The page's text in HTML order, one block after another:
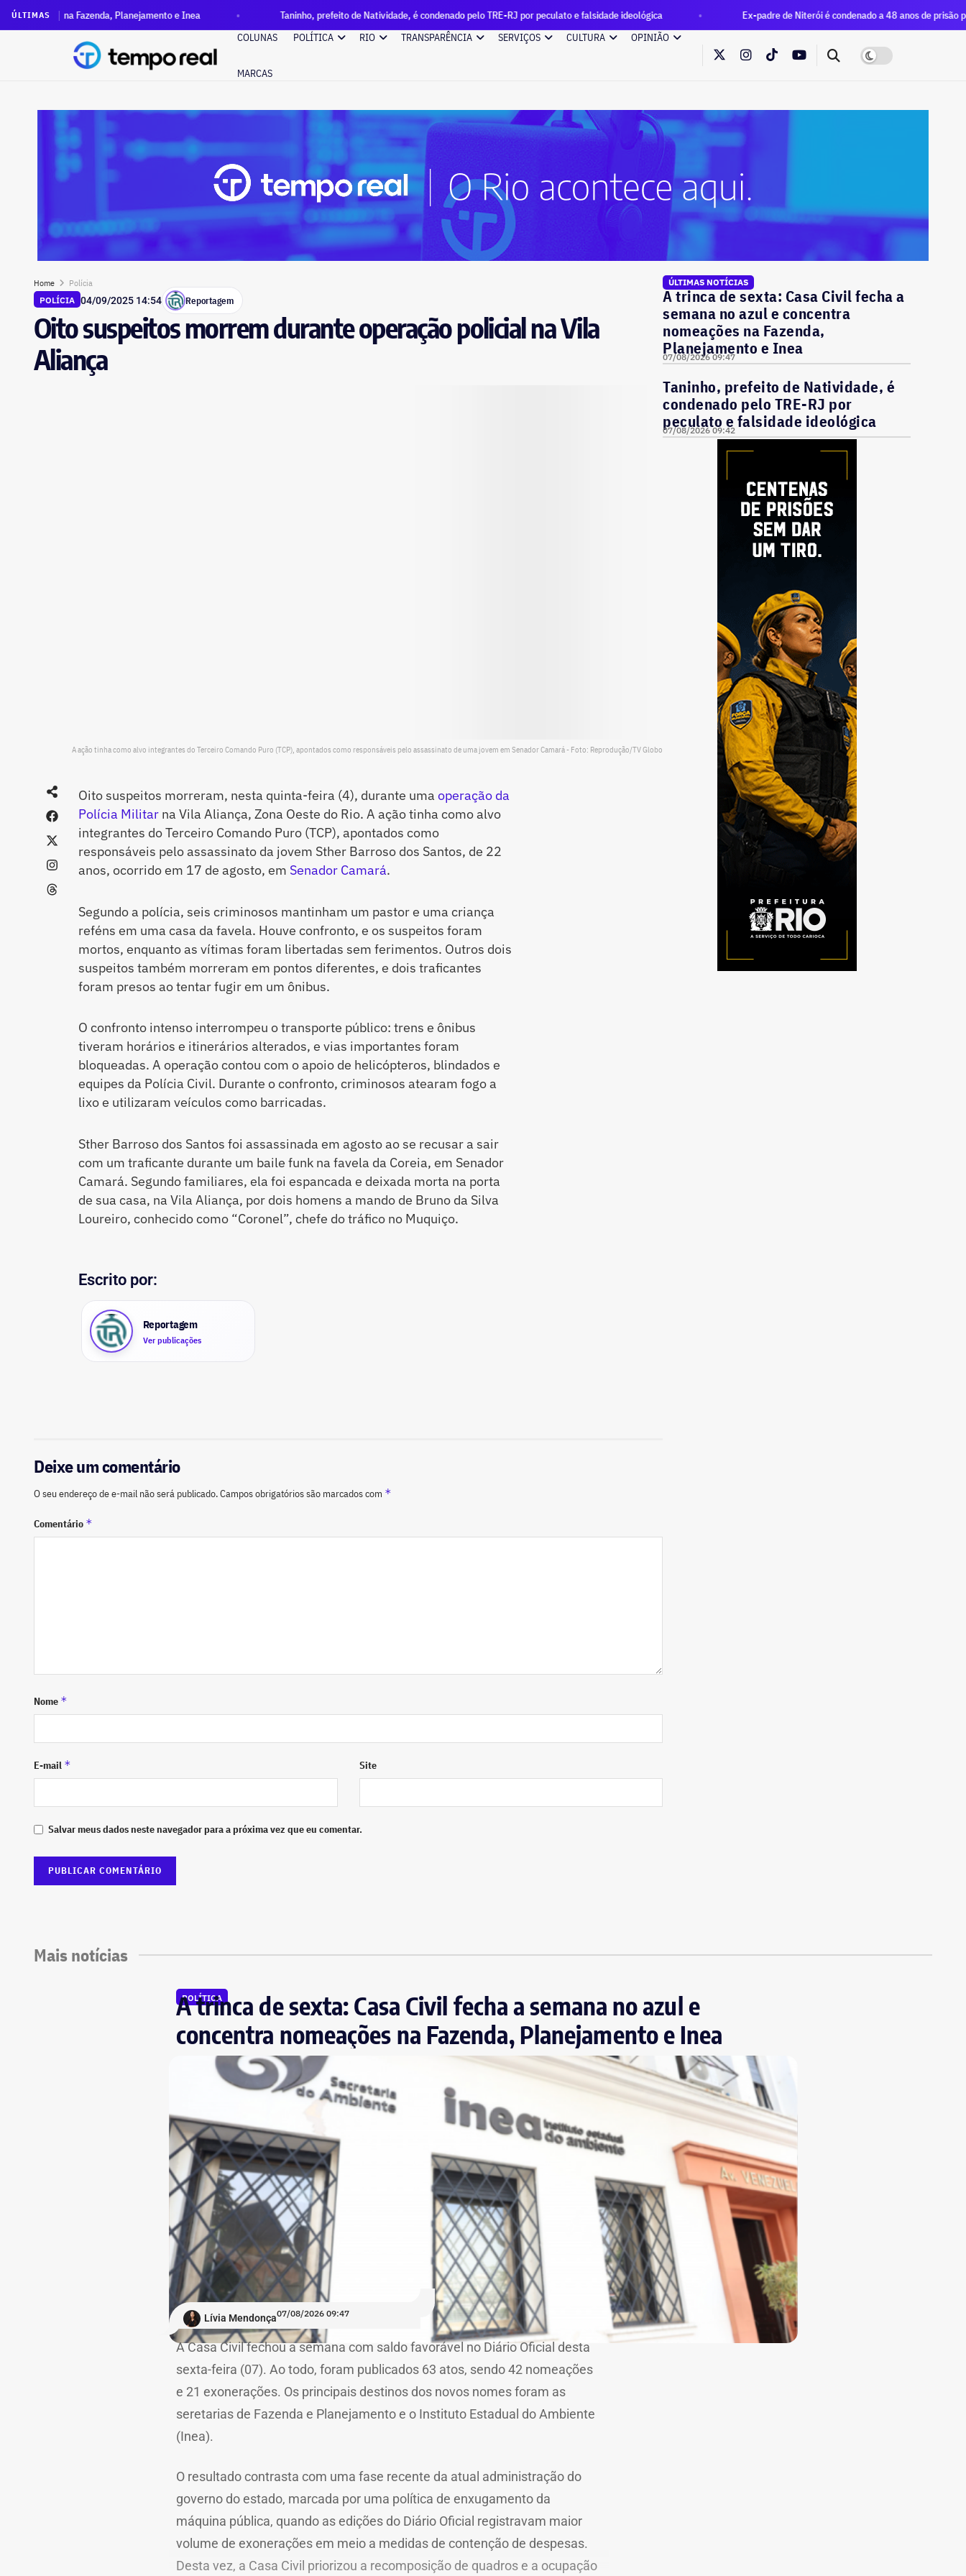
ÚLTIMASPlanejamento e Inea Taninho, prefeito de Natividade, é condenado pelo TRE-RJ por peculato e falsidade ideológica
Ex-padre de Niterói é condenado a 48 anos de prisão por estupro de
COLUNAS
POLÍTICA RIO TRANSPARÊNCIA SERVIÇOS CULTURA OPINIÃO
MARCAS
Home
Polícia
POLÍCIA 04/09/2025 14:54 Reportagem
Oito suspeitos morrem durante operação policial na Vila
Aliança
A ação tinha como alvo integrantes do Terceiro Comando Puro (TCP), apontados como responsáveis pelo assassinato de uma jovem em Senador Camará - Foto: Reprodução/TV Globo
Oito suspeitos morreram, nesta quinta-feira (4), durante uma operação da
Polícia Militarna Vila Aliança, Zona Oeste do Rio. A ação tinha como alvo
integrantes do Terceiro Comando Puro (TCP), apontados como
responsáveis pelo assassinato da jovem Sther Barroso dos Santos, de 22
anos, ocorrido em 17 de agosto, em Senador Camará.
Segundo a polícia, seis criminosos mantinham um pastor e uma criança
reféns em uma casa da favela. Houve confronto, e os suspeitos foram
mortos, enquanto as vítimas foram libertadas sem ferimentos. Outros dois
suspeitos também morreram em pontos diferentes, e dois traficantes
foram presos ao tentar fugir em um ônibus.
O confronto intenso interrompeu o transporte público: trens e ônibus
tiveram horários e itinerários alterados, e vias importantes foram
bloqueadas. A operação contou com o apoio de helicópteros, blindados e
equipes da Polícia Civil. Durante o confronto, criminosos atearam fogo a
lixo e utilizaram veículos como barricadas.
Sther Barroso dos Santos foi assassinada em agosto ao se recusar a sair
com um traficante durante um baile funk na favela da Coreia, em Senador
Camará. Segundo familiares, ela foi espancada e deixada morta na porta
de sua casa, na Vila Aliança, por dois homens a mando de Bruno da Silva
Loureiro, conhecido como “Coronel”, chefe do tráfico no Muquiço.
Escrito por:
Reportagem
Ver publicações
ÚLTIMAS NOTÍCIAS
A trinca de sexta: Casa Civil fecha a
semana no azul e concentra
nomeações na Fazenda,
Planejamento e Inea
07/08/2026 09:47
Taninho, prefeito de Natividade, é
condenado pelo TRE-RJ por
peculato e falsidade ideológica
07/08/2026 09:42
Deixe um comentário
O seu endereço de e-mail não será publicado.Campos obrigatórios são marcados com *
Comentário *
Nome *
E-mail * Site
Salvar meus dados neste navegador para a próxima vez que eu comentar.
Mais notícias
POLÍTICA
A trinca de sexta: Casa Civil fecha a semana no azul e
concentra nomeações na Fazenda, Planejamento e Inea
Lívia Mendonça07/08/2026 09:47
A Casa Civil fechou a semana com saldo favorável no Diário Oficial desta
sexta-feira (07). Ao todo, foram publicados 63 atos, sendo 42 nomeações
e 21 exonerações. Os principais destinos dos novos nomes foram as
seretarias de Fazenda e Planejamento e o Instituto Estadual do Ambiente
(Inea).
O resultado contrasta com uma fase recente da atual administração do
governo do estado, marcada por uma política de enxugamento da
máquina pública, quando as edições do Diário Oficial registravam maior
volume de exonerações em meio a medidas de contenção de despesas.
Desta vez, a Casa Civil priorizou a recomposição de quadros e a ocupação